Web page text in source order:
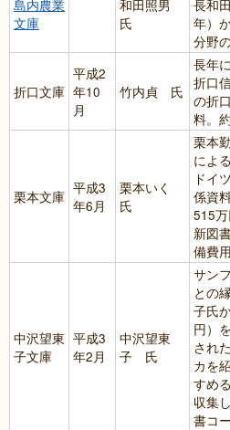
島内農業
文庫
和田照男
氏
長和
年）
分野
折口文庫
平成2
年10
月
竹内貞 氏
長年
折口
の折
料。
栗本文庫 平成3
年6月
栗本いく
氏
栗本
によ
ドイ
係資
515万
新図
備費
中沢望東
子文庫
平成3
年2月
中沢望東
子 氏
サン
との
子氏
円）
され
カを
すめ
収集
書コ